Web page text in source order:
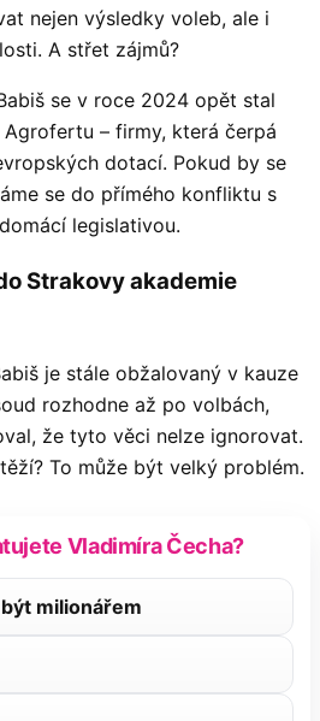
nejen výsledky voleb, ale i
A střet zájmů?
se v roce 2024 opět stal
– firmy, která čerpá
dotací. Pokud by se
se do přímého konfliktu s
legislativou.
Strakovy akademie
je stále obžalovaný v kauze
rozhodne až po volbách,
že tyto věci nelze ignorovat.
To může být velký problém.
Vladimíra Čecha?
milionářem